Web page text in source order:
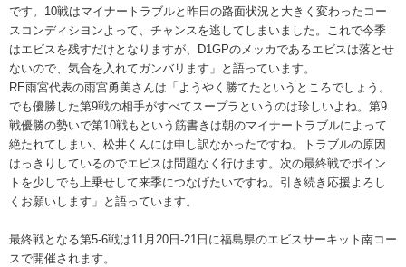
です。10戦はマイナートラブルと昨日の路面状況と大きく変わったコー
スコンディシヨンよって、チャンスを逃してしまいました。これで今季
はエビスを残すだけとなりますが、D1GPのメッカであるエビスは落とせ
ないので、気合を入れてガンバリます」と語っています。
RE雨宮代表の雨宮勇美さんは「ようやく勝てたというところでしょう。
でも優勝した第9戦の相手がすべてスープラというのは珍しいよね。第9
戦優勝の勢いで第10戦もという筋書きは朝のマイナートラブルによって
絶たれてしまい、松井くんには申し訳なかったですね。トラブルの原因
はっきりしているのでエビスは問題なく行けます。次の最終戦でポイン
トを少しでも上乗せして来季につなげたいですね。引き続き応援よろし
くお願いします」と語っています。
最終戦となる第5-6戦は11月20日-21日に福島県のエビスサーキット南コー
スで開催されます。